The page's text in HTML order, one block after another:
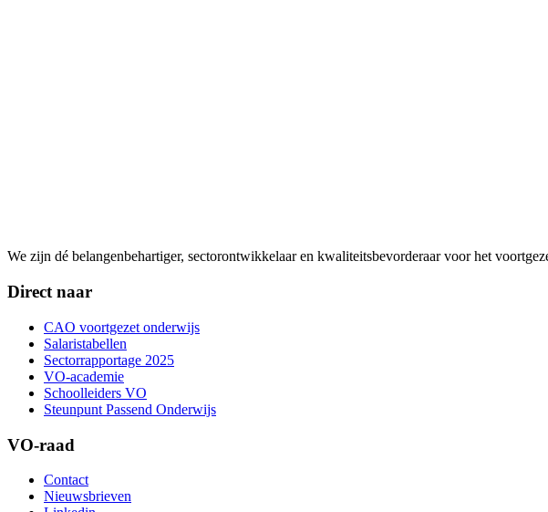
We zijn dé belangenbehartiger, sectorontwikkelaar en kwaliteitsbevorderaar voor het
Direct naar
CAO voortgezet onderwijs
Salaristabellen
Sectorrapportage 2025
VO-academie
Schoolleiders VO
Steunpunt Passend Onderwijs
VO-raad
Contact
Nieuwsbrieven